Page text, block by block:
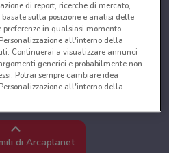
di Arcaplanet
di report, ricerche di mercato,
sulla posizione e analisi delle
in qualsiasi momento
all'interno della
Continuerai a visualizzare annunci
generici e probabilmente non
Potrai sempre cambiare idea
all'interno della
i dati per fornire:
precisi. Scansione attiva delle
dell’identificazione. Archiviare